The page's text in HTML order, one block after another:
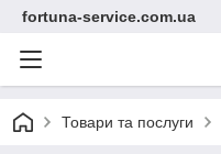
fortuna-service.com.ua
Товари та послуги